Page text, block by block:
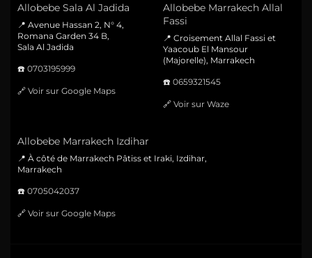
Allobebe Sala Al Jadida
📍 Avenue Hassan 2, N° 4,
Romana Garden 34 B,
Sala Al Jadida
☎️ 0703195999
🔗 Voir sur Google Maps
Allobebe Marrakech Allal
Fassi
📍 Croisement Allal Fassi et
Yaacoub El Mansour
(Majorelle), Marrakech
☎️ 0659321545
🔗 Voir sur Waze
Allobebe Marrakech Izdihar
📍 À côté de Marrakech Pâtiss et Iraki, Izdihar,
Marrakech
☎️ 0705042037
🔗 Voir sur Google Maps